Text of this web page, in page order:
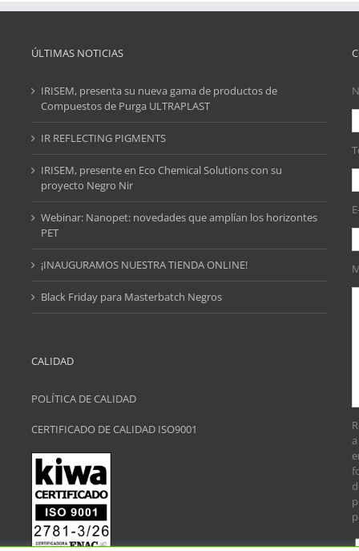
ÚLTIMAS NOTICIAS
IRISEM, presenta su nueva gama de productos de
Compuestos de Purga ULTRAPLAST
IR REFLECTING PIGMENTS
IRISEM, presente en Eco Chemical Solutions con su
proyecto Negro Nir
Webinar: Nanopet: novedades que amplían los horizontes
PET
¡INAUGURAMOS NUESTRA TIENDA ONLINE!
Black Friday para Masterbatch Negros
CALIDAD
POLÍTICA DE CALIDAD
CERTIFICADO DE CALIDAD ISO9001